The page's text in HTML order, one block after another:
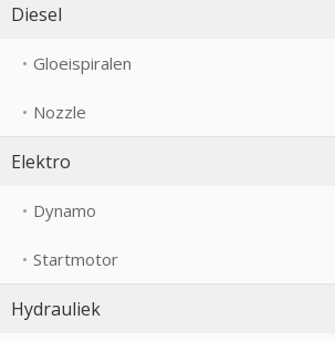
Diesel
Gloeispiralen
Nozzle
Elektro
Dynamo
Startmotor
Hydrauliek